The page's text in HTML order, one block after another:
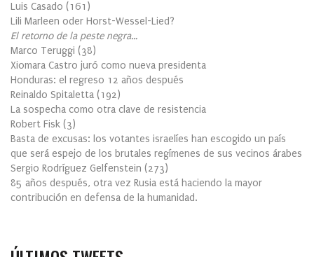
Luis Casado (161 )
Lili Marleen oder Horst-Wessel-Lied?
El retorno de la peste negra…
Marco Teruggi (38)
Xiomara Castro juró como nueva presidenta
Honduras: el regreso 12 años después
Reinaldo Spitaletta (192)
La sospecha como otra clave de resistencia
Robert Fisk (3)
Basta de excusas: los votantes israelíes han escogido un país
que será espejo de los brutales regímenes de sus vecinos árabes
Sergio Rodríguez Gelfenstein (273)
85 años después, otra vez Rusia está haciendo la mayor
contribución en defensa de la humanidad.